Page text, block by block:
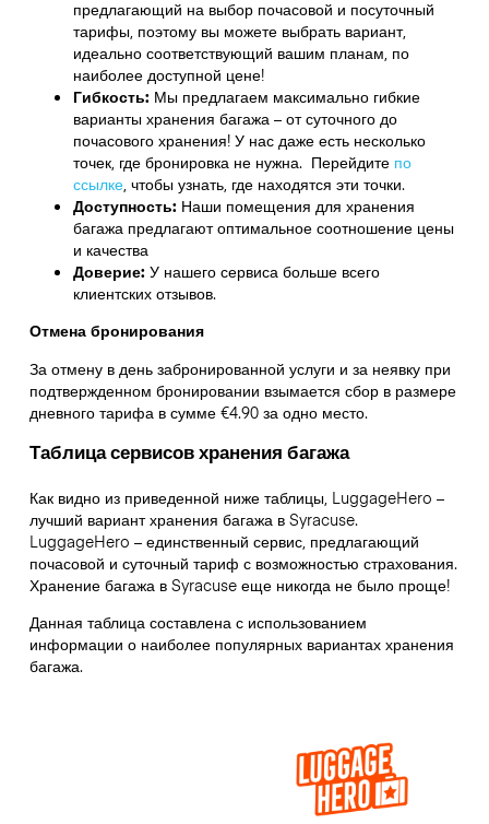
предлагающий на выбор почасовой и посуточный
тарифы, поэтому вы можете выбрать вариант,
идеально соответствующий вашим планам, по
наиболее доступной цене!
Гибкость: Мы предлагаем максимально гибкие
варианты хранения багажа – от суточного до
почасового хранения! У нас даже есть несколько
точек, где бронировка не нужна. Перейдите по
ссылке,чтобы узнать, где находятся эти точки.
Доступность: Наши помещения для хранения
багажа предлагают оптимальное соотношение цены
и качества
Доверие: У нашего сервиса больше всего
клиентских отзывов.
Отмена бронирования
За отмену в день забронированной услуги и за неявку при
подтвержденном бронировании взымается сбор в размере
дневного тарифа в сумме €4.90 за одно место.
Таблица сервисов хранения багажа
Как видно из приведенной ниже таблицы, LuggageHero –
лучший вариант хранения багажа в Syracuse.
LuggageHero – единственный сервис, предлагающий
почасовой и суточный тариф с возможностью страхования.
Хранение багажа в Syracuseеще никогда не было проще!
Данная таблица составлена с использованием
информации о наиболее популярных вариантах хранения
багажа.